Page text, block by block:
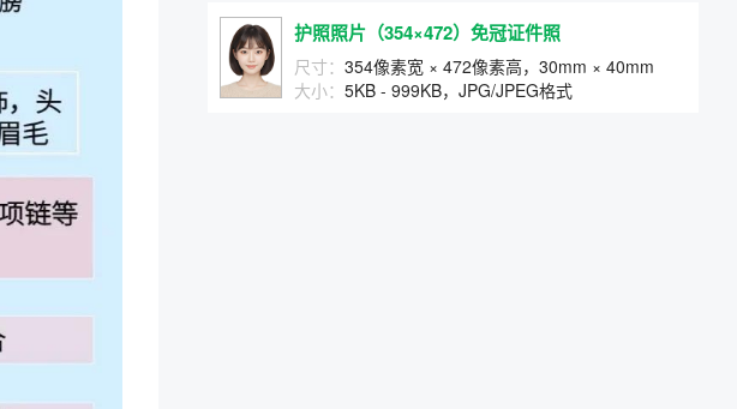
护照照片（354×472）免冠证件照
尺寸： 354像素宽 × 472像素高，30mm × 40mm
大小： 5KB - 999KB，JPG/JPEG格式